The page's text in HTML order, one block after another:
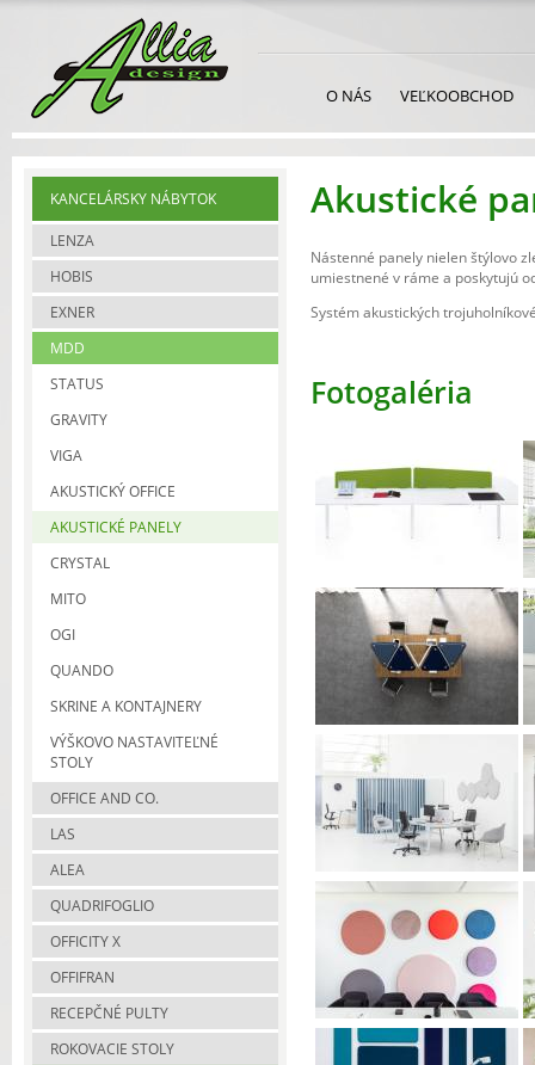
O NÁS VEĽKOOBCHOD
KANCELÁRSKY NÁBYTOK
LENZA
HOBIS
EXNER
MDD
STATUS
GRAVITY
VIGA
AKUSTICKÝ OFFICE
AKUSTICKÉ PANELY
CRYSTAL
MITO
OGI
QUANDO
SKRINE A KONTAJNERY
VÝŠKOVO NASTAVITEĽNÉ
STOLY
OFFICE AND CO.
LAS
ALEA
QUADRIFOGLIO
OFFICITY X
OFFIFRAN
RECEPČNÉ PULTY
ROKOVACIE STOLY
Akustické
Nástenné panely nielen štýlovo
umiestnené v ráme a poskytujú
Systém akustických
Fotogaléria